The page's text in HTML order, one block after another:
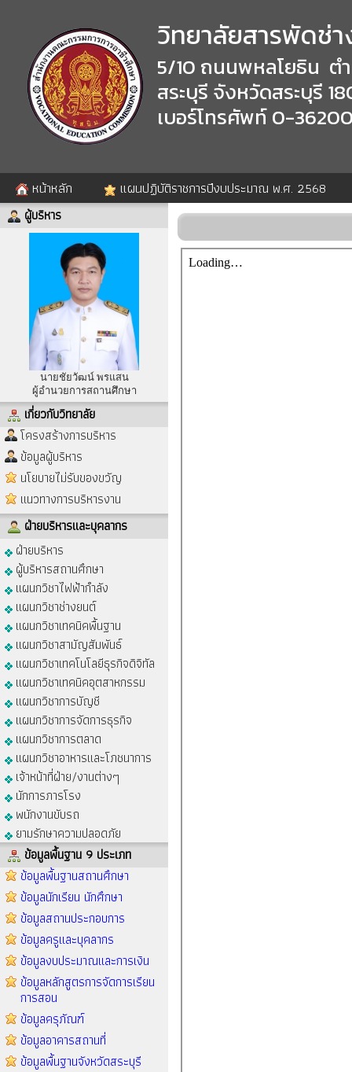
วิทยาลัยสารพัดช่า
5/10 ถนนพหลโยธิน ต
สระบุรี จังหวัดสระบุรี
เบอร์โทรศัพท์ 0-
หน้าหลัก แผนปฏิบัติราชการปีงบประมาณ พ.ศ. 2568
ผู้บริหาร
นายชัยวัฒน์ พรแสน
ผู้อำนวยการสถานศึกษา
เกี่ยวกับวิทยาลัย
โครงสร้างการบริหาร
ข้อมูลผู้บริหาร
นโยบายไม่รับของขวัญ
แนวทางการบริหารงาน
ฝ่ายบริหารและบุคลากร
ฝ่ายบริหาร
ผู้บริหารสถานศึกษา
แผนกวิชาไฟฟ้ากำลัง
แผนกวิชาช่างยนต์
แผนกวิชาเทคนิคพื้นฐาน
แผนกวิชาสามัญสัมพันธ์
แผนกวิชาเทคโนโลยีธุรกิจดิจิทัล
แผนกวิชาเทคนิคอุตสาหกรรม
แผนกวิชาการบัญชี
แผนกวิชาการจัดการธุรกิจ
แผนกวิชาการตลาด
แผนกวิชาอาหารและโภชนาการ
เจ้าหน้าที่ฝ่าย/งานต่างๆ
นักการภารโรง
พนักงานขับรถ
ยามรักษาความปลอดภัย
ข้อมูลพื้นฐาน 9 ประเภท
ข้อมูลพื้นฐานสถานศึกษา
ข้อมูลนักเรียน นักศึกษา
ข้อมูลสถานประกอบการ
ข้อมูลครูและบุคลากร
ข้อมูลงบประมาณและการเงิน
ข้อมูลหลักสูตรการจัดการเรียน
การสอน
ข้อมูลครุภัณฑ์
ข้อมูลอาคารสถานที่
ข้อมูลพื้นฐานจังหวัดสระบุรี